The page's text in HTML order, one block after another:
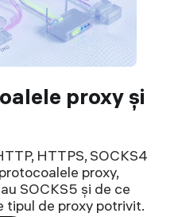
proxy și
HTTPS, SOCKS4
proxy,
SOCKS5 și de ce
tipul de proxy potrivit.